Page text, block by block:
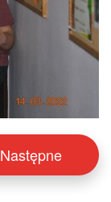
Następne